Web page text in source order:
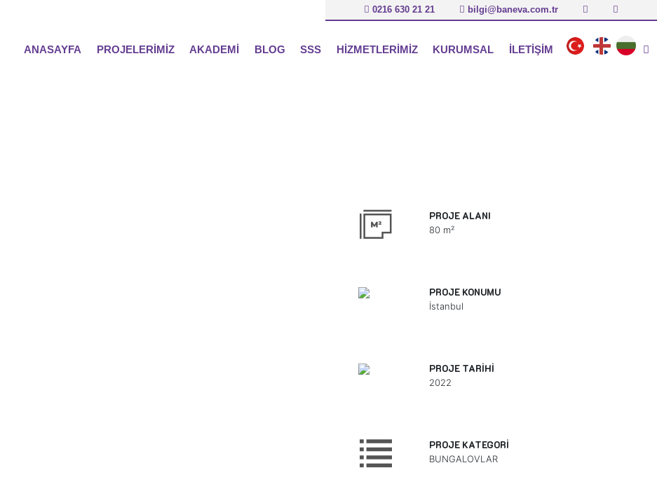
0216 630 21 21 bilgi@baneva.com.tr
ANASAYFA PROJELERİMİZ AKADEMİ BLOG SSS HİZMETLERİMİZ KURUMSAL
SERTİFİKALAR
İLETİŞİM
PROJE ALANI
80 m²
PROJE KONUMU
İstanbul
PROJE TARİHİ
2022
PROJE KATEGORİ
BUNGALOVLAR